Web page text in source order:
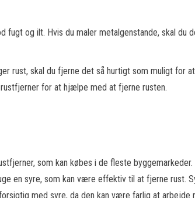
fugt og ilt. Hvis du maler metalgenstande, skal du
rust, skal du fjerne det så hurtigt som muligt for
for at hjælpe med at fjerne rusten.
som kan købes i de fleste
en syre, som kan være effektiv til at fjerne rust.
med syre, da den kan være farlig at arbejde